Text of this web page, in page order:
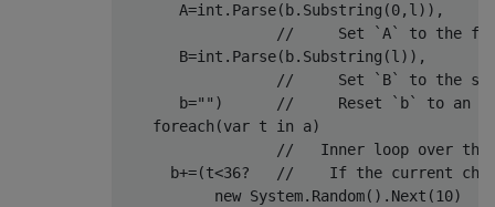
       A
=int . Parse( b. Substring (0, l )),
//     Set `A` to the
       B
=int . Parse( b. Substring (l )),
//     Set `B` to the
       b
="" )
//     Reset `b` to an
foreach (var t in a)
//   Inner loop over the
      b
+=(t<36?
//    If the current
new System. Random(). Next (10)